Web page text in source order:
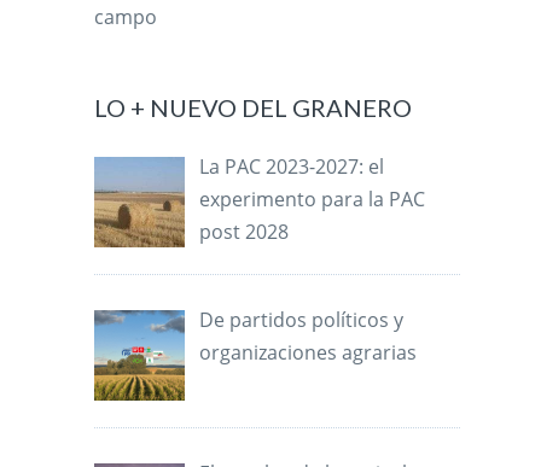
campo
LO + NUEVO DEL GRANERO
La PAC 2023-2027: el
experimento para la PAC
post 2028
De partidos políticos y
organizaciones agrarias